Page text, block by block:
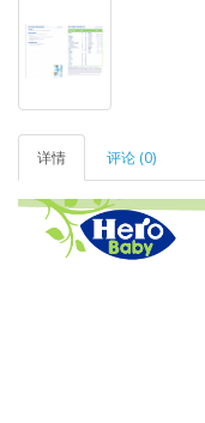
详情 评论 (0)